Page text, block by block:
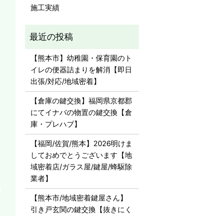
施工実績
【熊本市】幼稚園・保育園のト
イレの便器詰まりを解消【即日
出張/対応/地域密着】
【倉庫の鍵交換】福岡県京都郡
にてイナバの物置の鍵交換【倉
庫・プレハブ】
【福岡/佐賀/熊本】2026明けま
しておめでとうございます【地
域密着店/ガラス屋/鍵屋/蜂駆除
業者】
【熊本市/地域密着鍵屋さん】
引き戸玄関の鍵交換【抜きにく